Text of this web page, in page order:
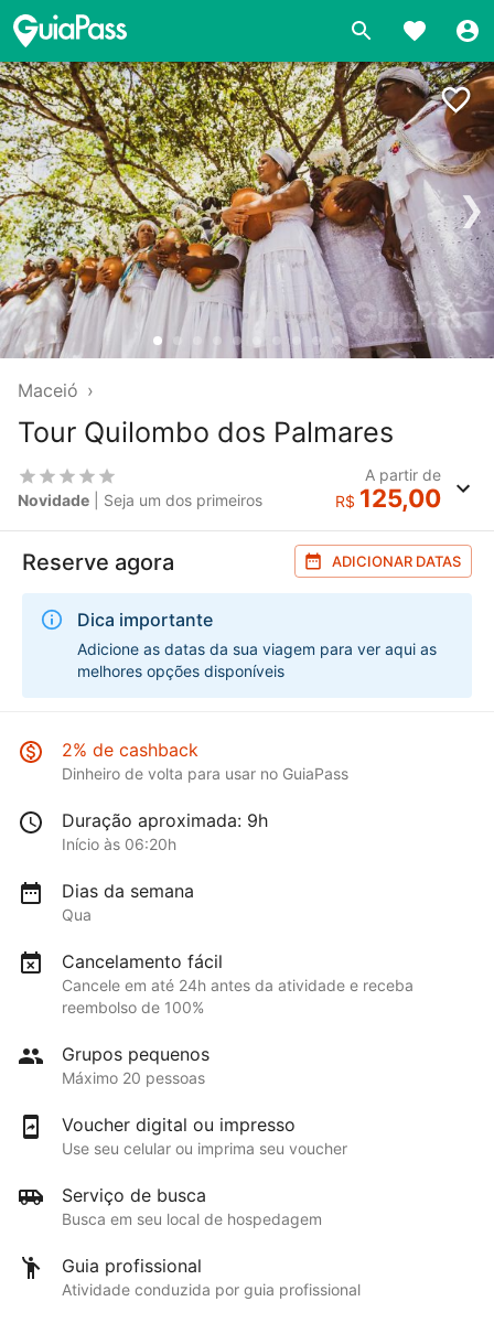
❯
Maceió ›
Tour Quilombo dos Palmares
Novidade | Seja um dos primeiros
A partir de
R$ 125,00
Reserve agora ADICIONAR DATAS
Dica importante
Adicione as datas da sua viagem para ver aqui as
melhores opções disponíveis
2% de cashback
Dinheiro de volta para usar no GuiaPass
Duração aproximada: 9h
Início às 06:20h
Dias da semana
Qua
Cancelamento fácil
Cancele em até 24h antes da atividade e receba
reembolso de 100%
Grupos pequenos
Máximo 20 pessoas
Voucher digital ou impresso
Use seu celular ou imprima seu voucher
Serviço de busca
Busca em seu local de hospedagem
Guia profissional
Atividade conduzida por guia profissional